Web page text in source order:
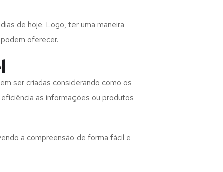
de hoje. Logo, ter uma maneira
oferecer.
ser criadas considerando como os
as informações ou produtos
a compreensão de forma fácil e